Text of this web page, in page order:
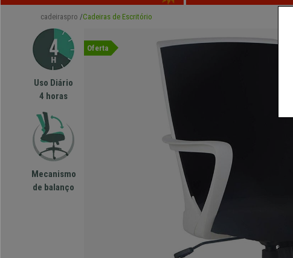
cadeiraspro Cadeiras de Escritório
Uso Diário
4 horas
Mecanismo
de balanço
Oferta